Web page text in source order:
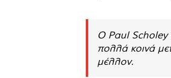
Ο Paul Scholey
πολλά κοινά
μέλλον.